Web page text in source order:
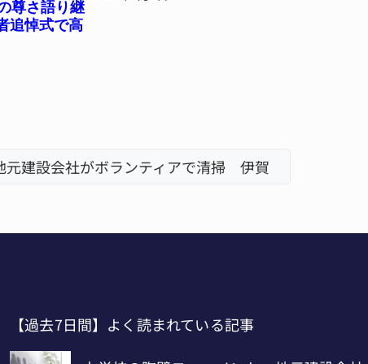
尊さ語り継
追悼式で高
建設会社がボランティアで清掃 伊賀
【過去7日間】よく読まれている記事